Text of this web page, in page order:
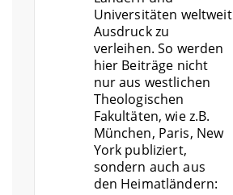
Universitäten weltweit
Ausdruck zu
verleihen. So werden
hier Beiträge nicht
nur aus westlichen
Theologischen
Fakultäten, wie z.B.
München, Paris, New
York publiziert,
sondern auch aus
den Heimatländern: